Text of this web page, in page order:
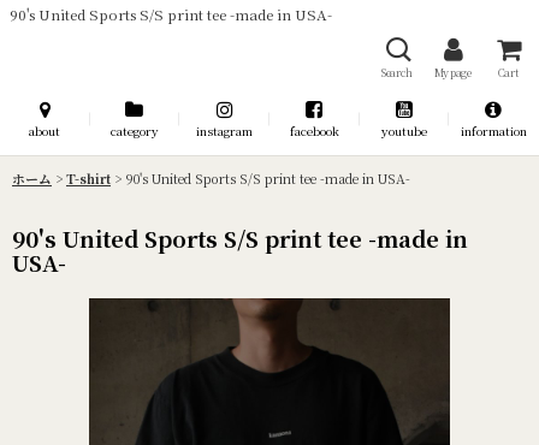
90's United Sports S/S print tee -made in USA-
Search My page Cart
about category instagram facebook youtube information
ホーム > T-shirt > 90's United Sports S/S print tee -made in USA-
90's United Sports S/S print tee -made in
USA-